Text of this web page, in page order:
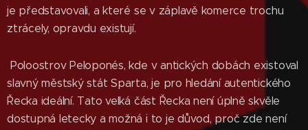
je představovali, a které se v záplavě komerce trochu
ztrácely, opravdu existují.
Poloostrov Peloponés, kde v antických dobách existoval
slavný městský stát Sparta, je pro hledání autentického
Řecka ideální. Tato velká část Řecka není úplně skvěle
dostupná letecky a možná i to je důvod, proč zde není